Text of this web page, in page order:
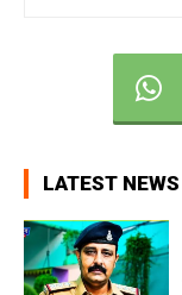
LATEST NEWS